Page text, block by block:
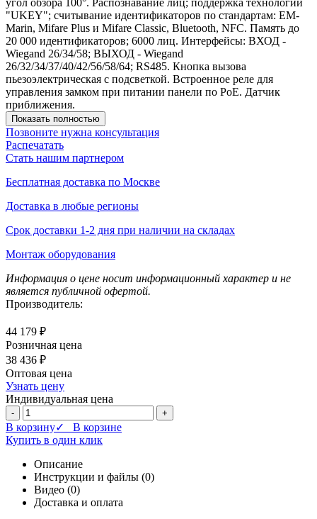
"UKEY"; считывание идентификаторов по стандартам: EM-
Marin, Mifare Plus и Mifare Classic, Bluetooth, NFC. Память до
20 000 идентификаторов; 6000 лиц. Интерфейсы: ВХОД -
Wiegand 26/34/58; ВЫХОД - Wiegand
26/32/34/37/40/42/56/58/64; RS485. Кнопка вызова
пьезоэлектрическая с подсветкой. Встроенное реле для
управления замком при питании панели по PoE. Датчик
приближения.
Показать полностью
Позвоните нужна консультация
Распечатать
Стать нашим партнером
Бесплатная доставка по Москве
Доставка в любые регионы
Срок доставки 1-2 дня при наличии на складах
Монтаж оборудования
Информация о цене носит информационный характер и не
является публичной офертой.
Производитель:
44 179 ₽
Розничная цена
38 436 ₽
Оптовая цена
Узнать цену
Индивидуальная цена
- +
В корзину✓ В корзине
Купить в один клик
Описание
Инструкции и файлы (0)
Видео (0)
Доставка и оплата